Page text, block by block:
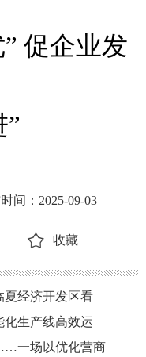
促企业发
”
间：2025-09-03
收藏
夏经济开发区看
化生产线高效运
一场以优化营商